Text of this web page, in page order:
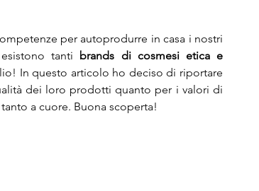
per autoprodurre in casa i nostri
tanti brands di cosmesi etica e
In questo articolo ho deciso di riportare
dei loro prodotti quanto per i valori di
a cuore. Buona scoperta!